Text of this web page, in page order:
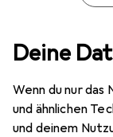
Deine
Wenn du nur
und ähnlichen
und deinem
+ Scanner